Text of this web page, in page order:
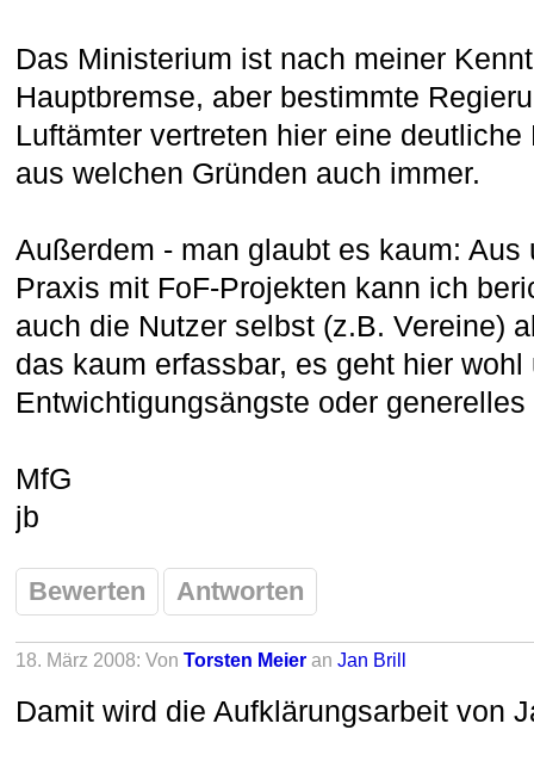
Das Ministerium ist nach meiner
Hauptbremse, aber bestimmte
Luftämter vertreten hier eine
aus welchen Gründen auch immer.
Außerdem - man glaubt es kaum: Aus
Praxis mit FoF-Projekten kann ich
auch die Nutzer selbst (z.B. Vereine)
das kaum erfassbar, es geht hier wohl
Entwichtigungsängste oder
MfG
jb
Bewerten Antworten
18. März 2008: Von Torsten Meier an Jan Brill
Damit wird die Aufklärungsarbeit von